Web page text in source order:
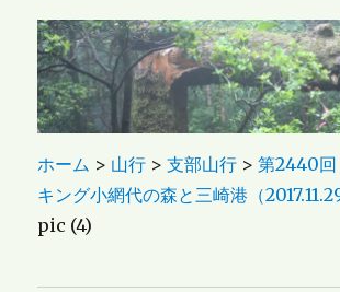
ホーム > 山行 >支部山行 >第2440
キング小網代の森と三崎港（2017.11.29
pic (4)